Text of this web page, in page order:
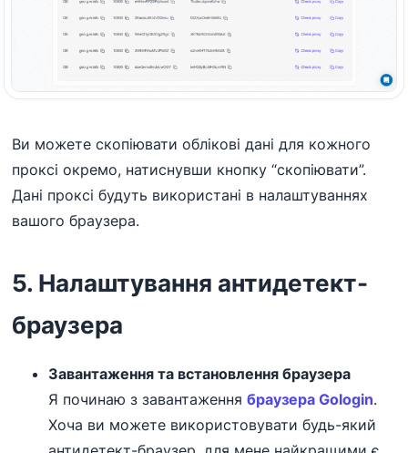
Ви можете скопіювати облікові дані для кожного
проксі окремо, натиснувши кнопку “скопіювати”.
Дані проксі будуть використані в налаштуваннях
вашого браузера.
5. Налаштування антидетект-
браузера
Завантаження та встановлення браузера
Я починаю з завантаженнябраузера Gologin.
Хоча ви можете використовувати будь-який